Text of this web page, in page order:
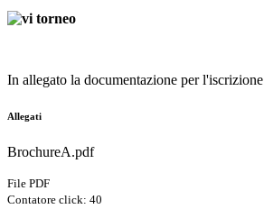
In allegato la documentazione per l'iscrizione
Allegati
BrochureA.pdf
File PDF
Contatore click: 40